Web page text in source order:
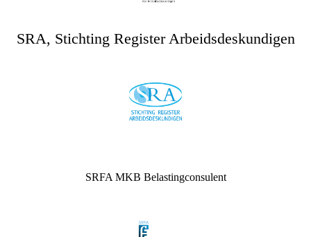
SRA, Stichting Register Arbeidsdeskundigen
SRFA MKB Belastingconsulent